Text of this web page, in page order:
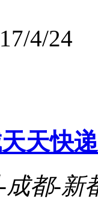
4/24
天快
都-新